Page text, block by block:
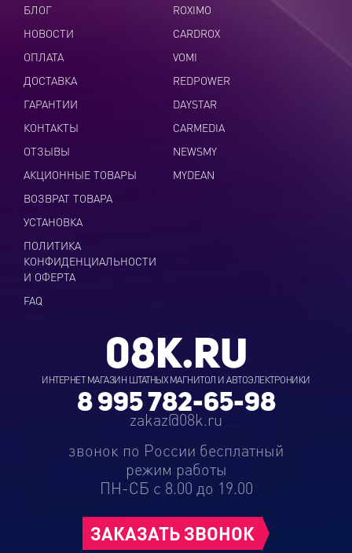
БЛОГ
НОВОСТИ
ОПЛАТА
ДОСТАВКА
ГАРАНТИИ
КОНТАКТЫ
ОТЗЫВЫ
АКЦИОННЫЕ ТОВАРЫ
ВОЗВРАТ ТОВАРА
УСТАНОВКА
ПОЛИТИКА
КОНФИДЕНЦИАЛЬНОСТИ
И ОФЕРТА
FAQ
ROXIMO
CARDROX
VOMI
REDPOWER
DAYSTAR
CARMEDIA
NEWSMY
MYDEAN
08K.RU
ИНТЕРНЕТ МАГАЗИН ШТАТНЫХ МАГНИТОЛ И АВТОЭЛЕКТРОНИКИ
8 995 782-65-98
zakaz@08k.ru
звонок по России бесплатный
режим работы
ПН-СБ с 8.00 до 19.00
ЗАКАЗАТЬ ЗВОНОК